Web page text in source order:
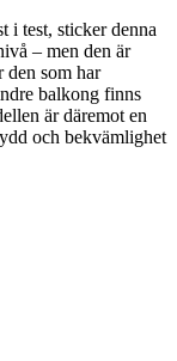
i test, sticker denna
– men den är
den som har
balkong finns
är däremot en
och bekvämlighet